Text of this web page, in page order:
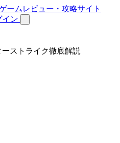
イン
ストライク徹底解説